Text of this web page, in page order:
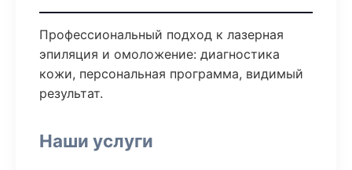
Профессиональный подход к лазерная
эпиляция и омоложение: диагностика
кожи, персональная программа, видимый
результат.
Наши услуги